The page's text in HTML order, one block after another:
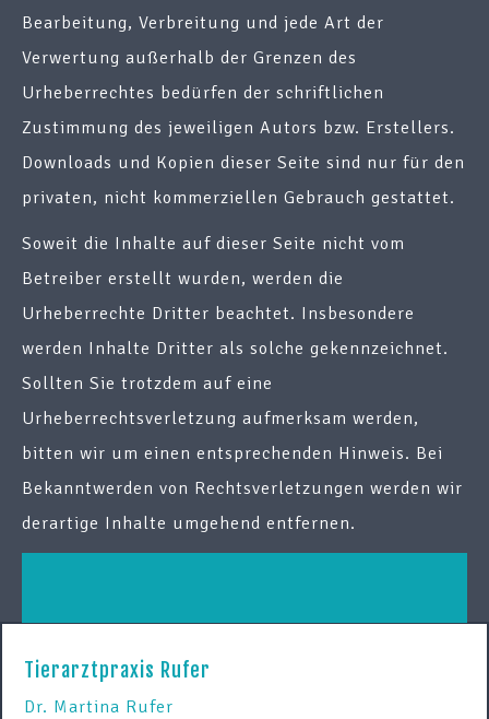
Bearbeitung, Verbreitung und jede Art der
Verwertung außerhalb der Grenzen des
Urheberrechtes bedürfen der schriftlichen
Zustimmung des jeweiligen Autors bzw. Erstellers.
Downloads und Kopien dieser Seite sind nur für den
privaten, nicht kommerziellen Gebrauch gestattet.
Soweit die Inhalte auf dieser Seite nicht vom
Betreiber erstellt wurden, werden die
Urheberrechte Dritter beachtet. Insbesondere
werden Inhalte Dritter als solche gekennzeichnet.
Sollten Sie trotzdem auf eine
Urheberrechtsverletzung aufmerksam werden,
bitten wir um einen entsprechenden Hinweis. Bei
Bekanntwerden von Rechtsverletzungen werden wir
derartige Inhalte umgehend entfernen.
Tierarztpraxis Rufer
Dr. Martina Rufer